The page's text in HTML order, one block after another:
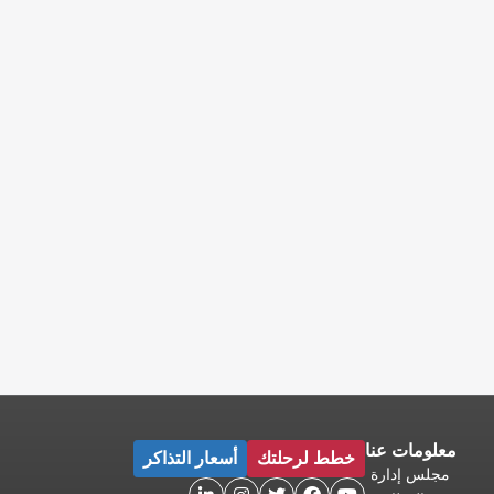
معلومات عنا
مجلس إدارة
خطط لرحلتك أسعار التذاكر